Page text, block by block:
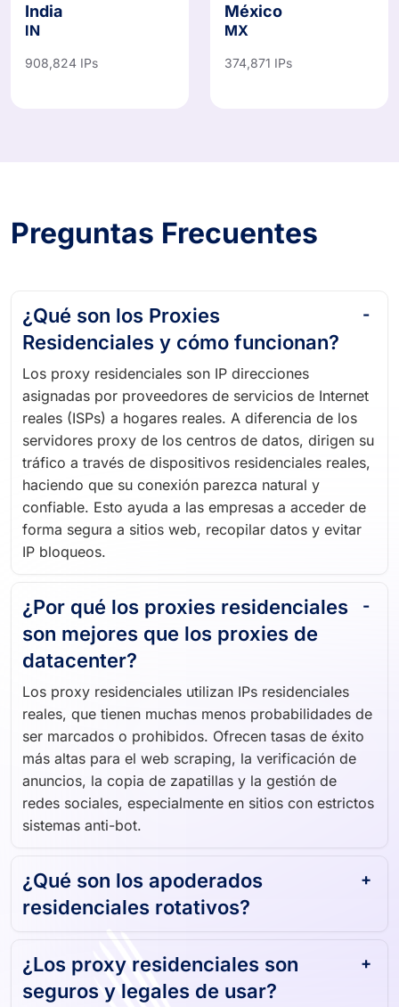
India
IN
908,824 IPs
México
MX
374,871 IPs
Preguntas Frecuentes
¿Qué son los Proxies
Residenciales y cómo funcionan?
Los proxy residenciales son IP direcciones
asignadas por proveedores de servicios de Internet
reales (ISPs) a hogares reales. A diferencia de los
servidores proxy de los centros de datos, dirigen su
tráfico a través de dispositivos residenciales reales,
haciendo que su conexión parezca natural y
confiable. Esto ayuda a las empresas a acceder de
forma segura a sitios web, recopilar datos y evitar
IP bloqueos.
¿Por qué los proxies residenciales
son mejores que los proxies de
datacenter?
Los proxy residenciales utilizan IPs residenciales
reales, que tienen muchas menos probabilidades de
ser marcados o prohibidos. Ofrecen tasas de éxito
más altas para el web scraping, la verificación de
anuncios, la copia de zapatillas y la gestión de
redes sociales, especialmente en sitios con estrictos
sistemas anti-bot.
¿Qué son los apoderados
residenciales rotativos?
¿Los proxy residenciales son
seguros y legales de usar?